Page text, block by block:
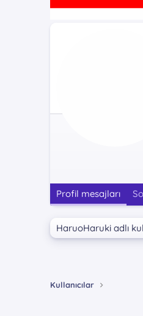
Profil mesajları
HaruoHaruki adlı
Kullanıcılar